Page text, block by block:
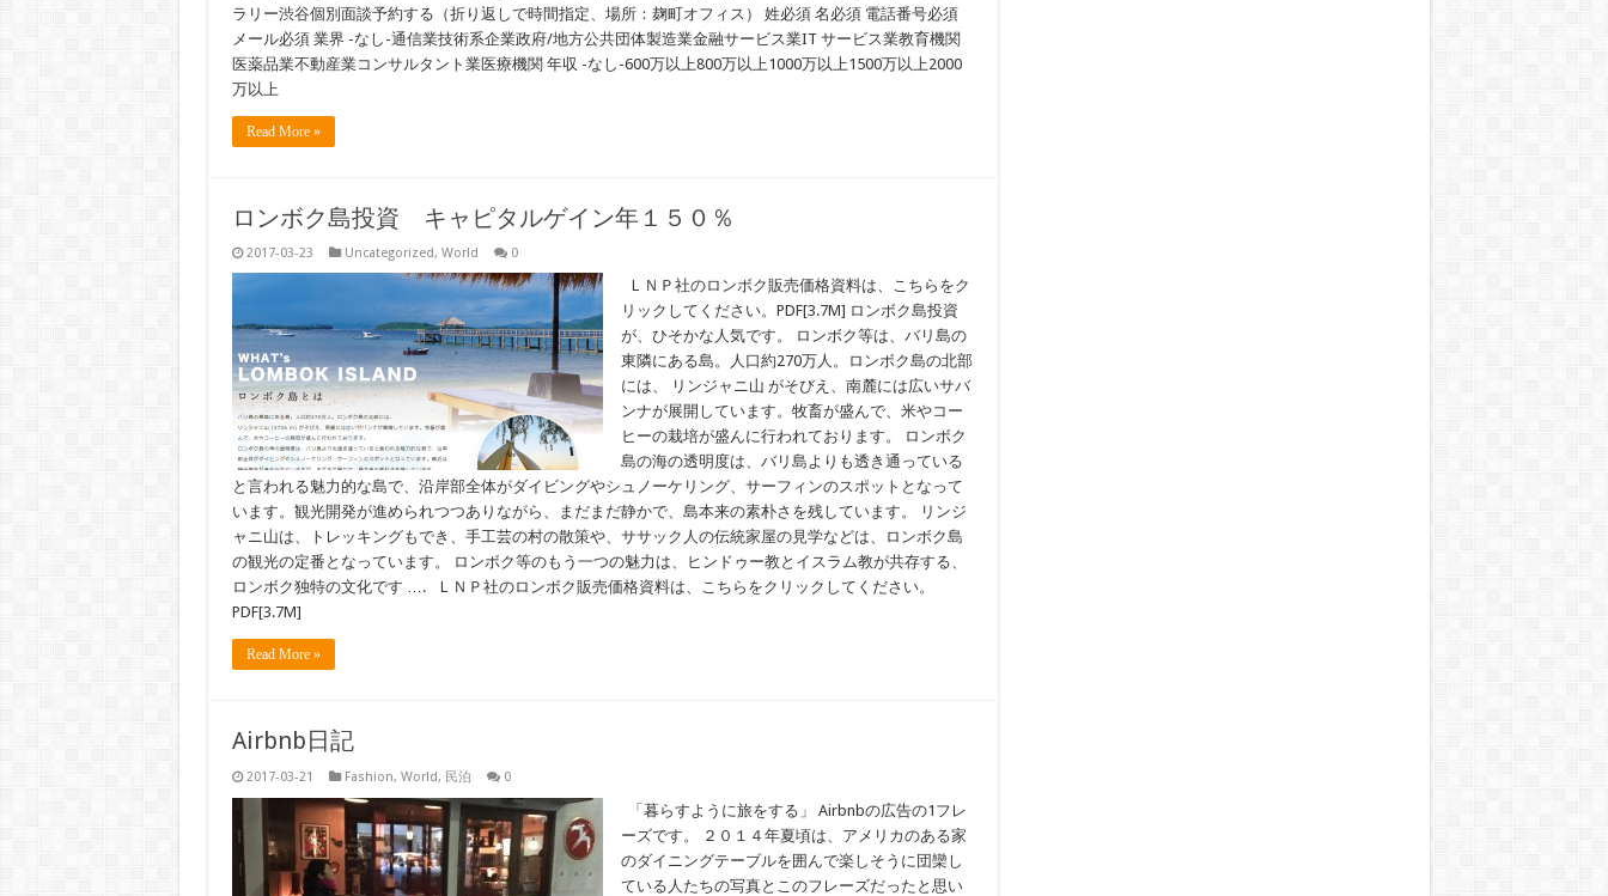
ラリー渋谷個別面談予約する（折り返しで時間指定、場所：麹町オフィス） 姓必須 名必須 電話番号必須
メール必須 業界 -なし-通信業技術系企業政府/地方公共団体製造業金融サービス業IT サービス業教育機関
医薬品業不動産業コンサルタント業医療機関 年収 -なし-600万以上800万以上1000万以上1500万以上2000
万以上
Read More »
ロンボク島投資 キャピタルゲイン年１５０％
2017-03-23 Uncategorized, World 0
ＬＮＰ社のロンボク販売価格資料は、こちらをク
リックしてください。PDF[3.7M] ロンボク島投資
が、ひそかな人気です。 ロンボク等は、バリ島の
東隣にある島。人口約270万人。ロンボク島の北部
には、 リンジャニ山 がそびえ、南麓には広いサバ
ンナが展開しています。牧畜が盛んで、米やコー
ヒーの栽培が盛んに行われております。 ロンボク
島の海の透明度は、バリ島よりも透き通っている
と言われる魅力的な島で、沿岸部全体がダイビングやシュノーケリング、サーフィンのスポットとなって
います。観光開発が進められつつありながら、まだまだ静かで、島本来の素朴さを残しています。 リンジ
ャニ山は、トレッキングもでき、手工芸の村の散策や、ササック人の伝統家屋の見学などは、ロンボク島
の観光の定番となっています。 ロンボク等のもう一つの魅力は、ヒンドゥー教とイスラム教が共存する、
ロンボク独特の文化です …. ＬＮＰ社のロンボク販売価格資料は、こちらをクリックしてください。
PDF[3.7M]
Read More »
Airbnb日記
2017-03-21 Fashion, World, 民泊 0
「暮らすように旅をする」 Airbnbの広告の1フレ
ーズです。 ２０１４年夏頃は、アメリカのある家
のダイニングテーブルを囲んで楽しそうに団欒し
ている人たちの写真とこのフレーズだったと思い